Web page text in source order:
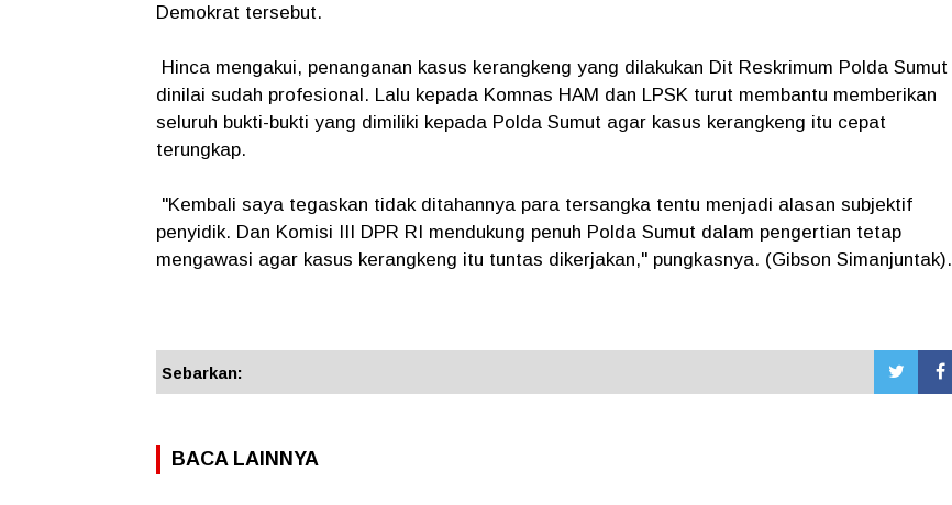
Demokrat tersebut.
Hinca mengakui, penanganan kasus kerangkeng yang dilakukan Dit Reskrimum Polda Sumut
dinilai sudah profesional. Lalu kepada Komnas HAM dan LPSK turut membantu memberikan
seluruh bukti-bukti yang dimiliki kepada Polda Sumut agar kasus kerangkeng itu cepat
terungkap.
"Kembali saya tegaskan tidak ditahannya para tersangka tentu menjadi alasan subjektif
penyidik. Dan Komisi III DPR RI mendukung penuh Polda Sumut dalam pengertian tetap
mengawasi agar kasus kerangkeng itu tuntas dikerjakan," pungkasnya. (Gibson Simanjuntak).
Sebarkan:
BACA LAINNYA